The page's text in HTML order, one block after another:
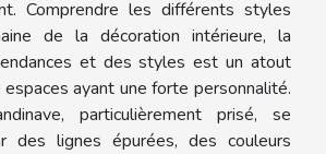
Comprendre les différents styles
de la décoration intérieure, la
et des styles est un atout
ayant une forte personnalité.
particulièrement prisé, se
des lignes épurées, des couleurs